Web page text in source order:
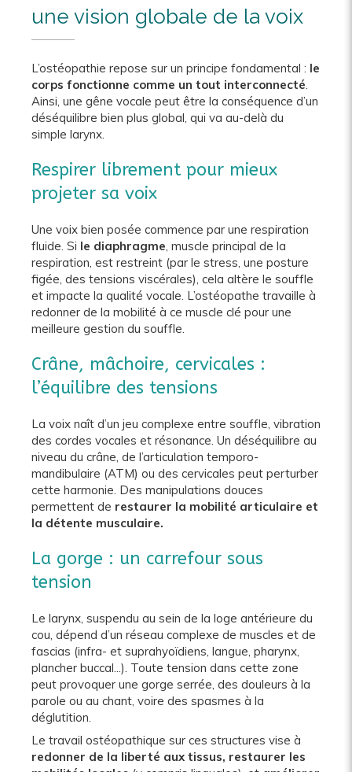
une vision globale de la voix
L’ostéopathie repose sur un principe fondamental : le
corps fonctionne comme un tout interconnecté
Ainsi, une gêne vocale peut être la conséquence d’un
déséquilibre bien plus global, qui va au-delà du
simple larynx.
Respirer librement pour mieux
projeter sa voix
Une voix bien posée commence par une respiration
fluide. Si le diaphragme , muscle principal de la
respiration, est restreint (par le stress, une posture
figée, des tensions viscérales), cela altère le souffle
et impacte la qualité vocale. L’ostéopathe travaille à
redonner de la mobilité à ce muscle clé pour une
meilleure gestion du souffle.
Crâne, mâchoire, cervicales :
l’équilibre des tensions
La voix naît d’un jeu complexe entre souffle, vibration
des cordes vocales et résonance. Un déséquilibre au
niveau du crâne, de l’articulation temporo-
mandibulaire (ATM) ou des cervicales peut perturber
cette harmonie. Des manipulations douces
permettent de restaurer la mobilité articulaire et
la détente musculaire.
La gorge : un carrefour sous
tension
Le larynx, suspendu au sein de la loge antérieure du
cou, dépend d’un réseau complexe de muscles et de
fascias (infra- et suprahyoïdiens, langue, pharynx,
plancher buccal...). Toute tension dans cette zone
peut provoquer une gorge serrée, des douleurs à la
parole ou au chant, voire des spasmes à la
déglutition.
Le travail ostéopathique sur ces structures vise à
redonner de la liberté aux tissus, restaurer les